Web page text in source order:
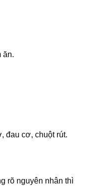
ăn.
đau cơ, chuột rút.
rõ nguyên nhân thì